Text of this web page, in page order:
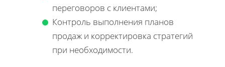
переговоров с клиентами;
Контроль выполнения планов
продаж и корректировка стратегий
при необходимости.